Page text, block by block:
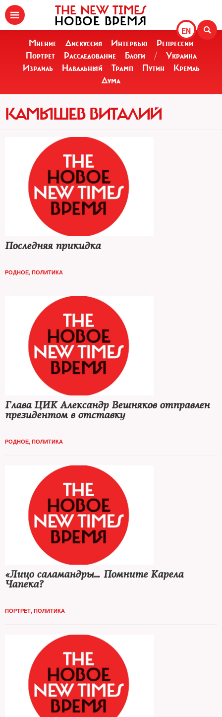
EN
THE NEW TIMES
НОВОЕ ВРЕМЯ
Мнение Дискуссия Интервью
Репрессии
Портрет
Расследование Блоги /
Украина
Израиль
Навальный Трамп Путин
Кремль
Дума
КАМЫШЕВ ВИТАЛИЙ
Последняя прикидка
РОДНОЕ, ПОЛИТИКА
Глава ЦИК Александр Вешняков отправлен
президентом в отставку
РОДНОЕ, ПОЛИТИКА
«Лицо саламандры… Помните Карела
Чапека?
ПОРТРЕТ, ПОЛИТИКА